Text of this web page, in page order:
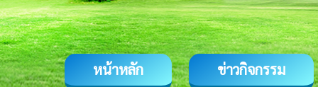
หน้าหลัก ข่าวกิจกรรม